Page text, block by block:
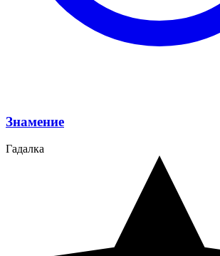
Знамение
Гадалка